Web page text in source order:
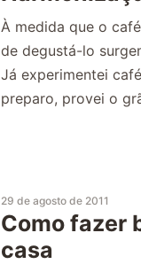
À medida que o
de degustá-lo
Já experimentei
preparo, provei o
29 de agosto de 2011
Como fazer
casa